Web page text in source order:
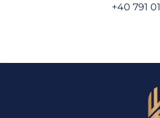
+40 791